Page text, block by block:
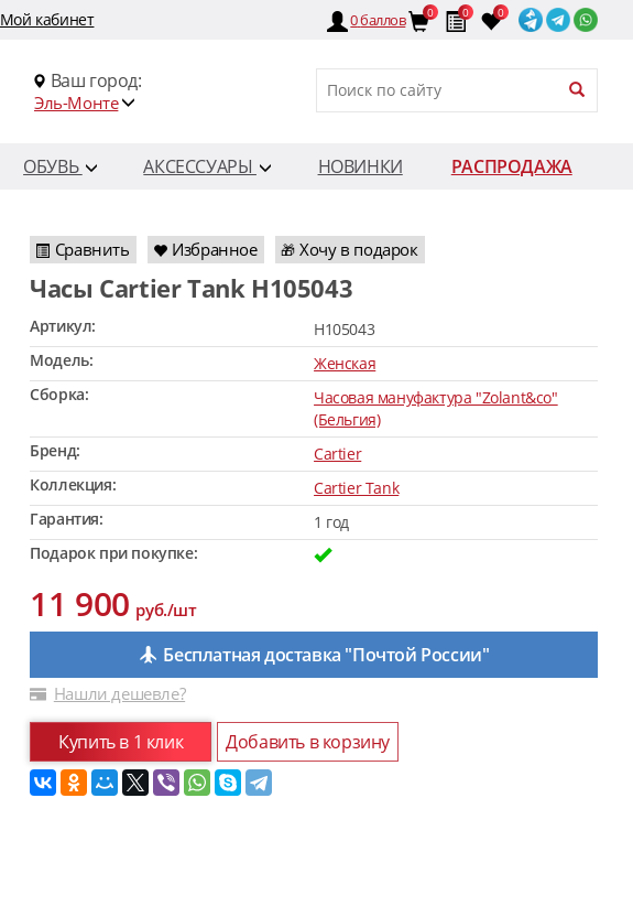
Мой кабинет 0баллов 0 0 0
Ваш город:
Эль-Монте
ОБУВЬ АКСЕССУАРЫ НОВИНКИ
РАСПРОДАЖА
Сравнить Избранное 🎁 Хочу в подарок
Часы Cartier Tank H105043
Артикул:
H105043
Модель:
Женская
Сборка:
Часовая мануфактура "Zolant&co"
(Бельгия)
Бренд:
Cartier
Коллекция:
Cartier Tank
Гарантия:
1 год
Подарок при покупке:
11 900руб./шт
Бесплатная доставка "Почтой России"
Нашли дешевле?
Купить в 1 клик Добавить в корзину